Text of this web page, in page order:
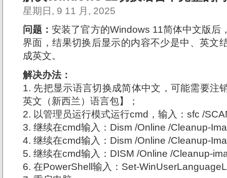
星期日, 9 11 月, 2025
问题：安装了官方的Windows 11简体中文版后
界面，结果切换后显示的内容不少是中、英文
成英文。
解决办法：
1. 先把显示语言切换成简体中文，可能需要注
英文（新西兰）语言包】；
2. 以管理员运行模式运行cmd，输入：sfc /
3. 继续在cmd输入：Dism /Online /Cleanup-
4. 继续在cmd输入：Dism /Online /Cleanup-
5. 继续在cmd输入：DISM /Online /Cleanup-
6. 在PowerShell输入：Set-